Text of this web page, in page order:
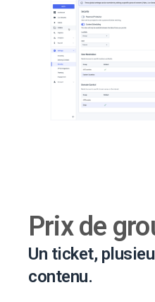
Prix de
Un ticket,
contenu.